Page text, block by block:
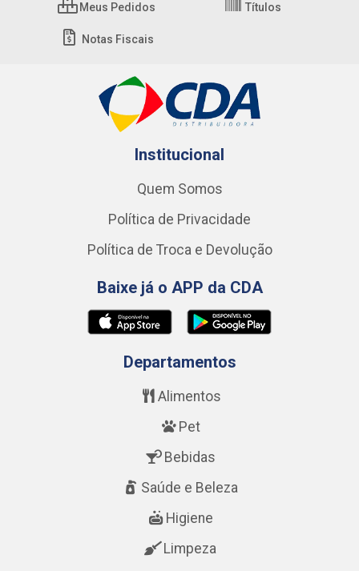
Meus Pedidos Títulos
Notas Fiscais
Institucional
Quem Somos
Política de Privacidade
Política de Troca e Devolução
Baixe já o APP da CDA
Departamentos
Alimentos
Pet
Bebidas
Saúde e Beleza
Higiene
Limpeza